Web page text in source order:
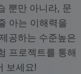
뿐만 아니라, 문
아는 이해력을
공하는 수준높은
프로젝트를 통해
보세요!